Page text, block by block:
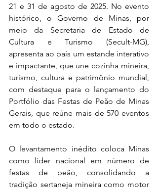
21 e 31 de agosto de 2025. No evento
histórico, o Governo de Minas, por
meio da Secretaria de Estado de
Cultura e Turismo (Secult-MG),
apresenta ao país um estande interativo
e impactante, que une cozinha mineira,
turismo, cultura e patrimônio mundial,
com destaque para o lançamento do
Portfólio das Festas de Peão de Minas
Gerais, que reúne mais de 570 eventos
em todo o estado.
O levantamento inédito coloca Minas
como líder nacional em número de
festas de peão, consolidando a
tradição sertaneja mineira como motor